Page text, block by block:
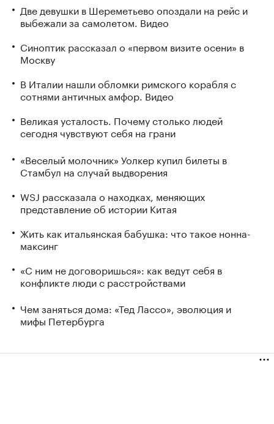
Две девушки в Шереметьево опоздали на рейс и
выбежали за самолетом. Видео
Синоптик рассказал о «первом визите осени» в
Москву
В Италии нашли обломки римского корабля с
сотнями античных амфор. Видео
Великая усталость. Почему столько людей
сегодня чувствуют себя на грани
«Веселый молочник» Уолкер купил билеты в
Стамбул на случай выдворения
WSJ рассказала о находках, меняющих
представление об истории Китая
Жить как итальянская бабушка: что такое нонна-
максинг
«С ним не договоришься»: как ведут себя в
конфликте люди с расстройствами
Чем заняться дома: «Тед Лассо», эволюция и
мифы Петербурга